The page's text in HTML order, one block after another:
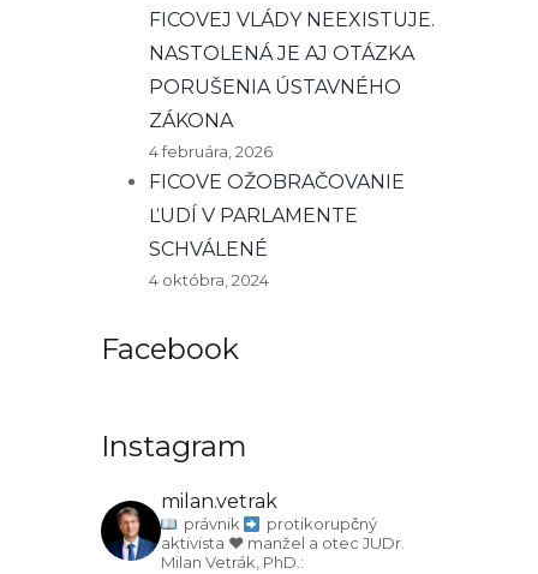
FICOVEJ VLÁDY NEEXISTUJE.
NASTOLENÁ JE AJ OTÁZKA
PORUŠENIA ÚSTAVNÉHO
ZÁKONA
4 februára, 2026
FICOVE OŽOBRAČOVANIE
ĽUDÍ V PARLAMENTE
SCHVÁLENÉ
4 októbra, 2024
Facebook
Instagram
milan.vetrak
právnik
protikorupčný
aktivista ♥️ manžel a otec JUDr.
Milan Vetrák, PhD.: